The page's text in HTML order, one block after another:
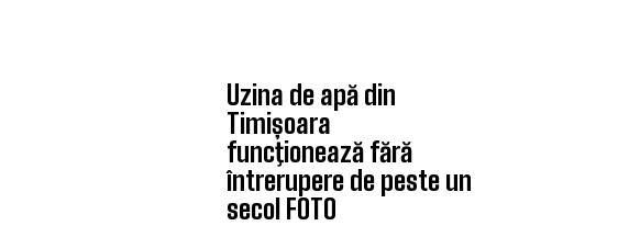
Uzina de apă din
Timișoara
funcţionează fără
întrerupere de peste un
secol FOTO